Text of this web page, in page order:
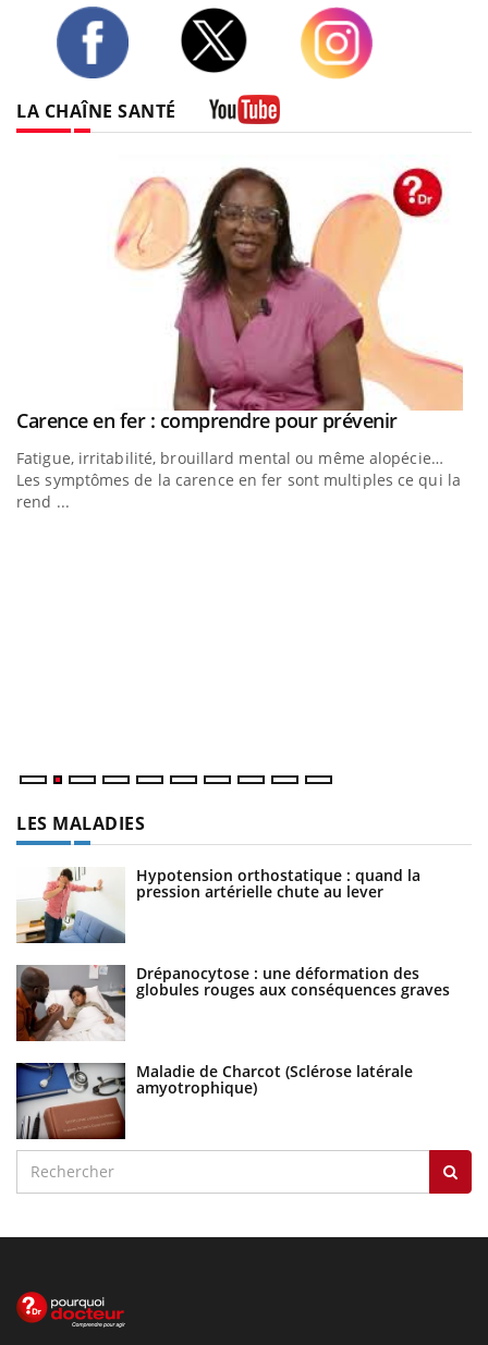
LA CHAÎNE SANTÉ
Youtube
Carence en fer : comprendre pour prévenirYoutube
Fatigue, irritabilité, brouillard mental ou même alopécie…
Les symptômes de la carence en fer sont multiples ce qui la
rend ...
LES MALADIES
Hypotension orthostatique : quand la
pression artérielle chute au lever
Drépanocytose : une déformation des
globules rouges aux conséquences graves
Maladie de Charcot (Sclérose latérale
amyotrophique)